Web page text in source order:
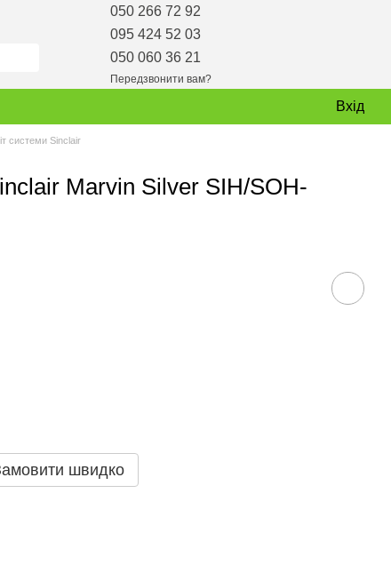
050 266 72 92
095 424 52 03
050 060 36 21
Передзвонити вам?
Вхід
системи Sinclair
Marvin Silver SIH/SOH-
швидко